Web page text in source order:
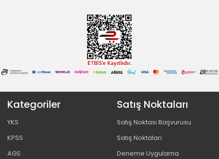
Kategoriler
YKS
KPSS
AGS
Satış Noktaları
Satış Noktası Başvurusu
Satış Noktaları
Deneme Uygulama